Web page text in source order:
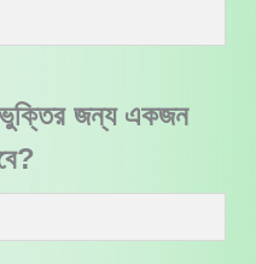
ভুক্তির জন্য একজন